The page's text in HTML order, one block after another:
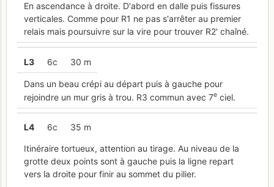
En ascendance à droite. D'abord en dalle puis fissures
verticales. Comme pour R1 ne pas s'arrêter au premier
relais mais poursuivre sur la vire pour trouver R2' chaîné.
L3 6c 30 m
Dans un beau crépi au départ puis à gauche pour
rejoindre un mur gris à trou. R3 commun avec 7eciel.
L4 6c 35 m
Itinéraire tortueux, attention au tirage. Au niveau de la
grotte deux points sont à gauche puis la ligne repart
vers la droite pour finir au sommet du pilier.